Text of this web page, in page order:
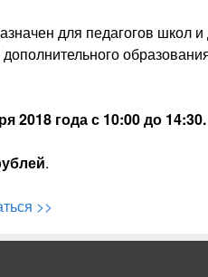
для педагогов школ
2018 года с 10:00 до
.
>>